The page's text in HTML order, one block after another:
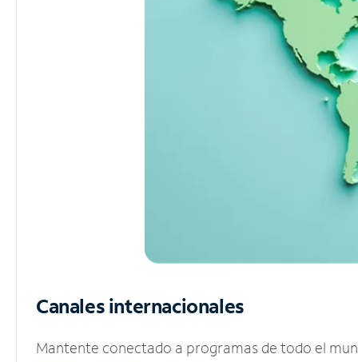
Canales internacionales
Mantente conectado a programas de todo el